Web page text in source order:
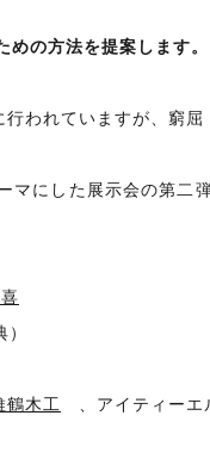
の方法を提案します。
われていますが、窮
にした展示会の第二
鶴木工 、アイティーエ